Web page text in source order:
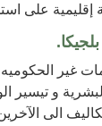
غير
و تيسير
الى